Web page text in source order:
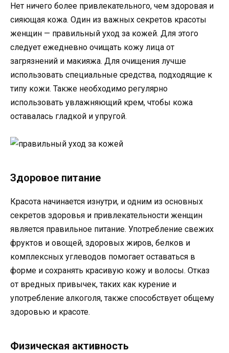
Нет ничего более привлекательного, чем здоровая и
сияющая кожа. Один из важных секретов красоты
женщин — правильный уход за кожей. Для этого
следует ежедневно очищать кожу лица от
загрязнений и макияжа. Для очищения лучше
использовать специальные средства, подходящие к
типу кожи. Также необходимо регулярно
использовать увлажняющий крем, чтобы кожа
оставалась гладкой и упругой.
Здоровое питание
Красота начинается изнутри, и одним из основных
секретов здоровья и привлекательности женщин
является правильное питание. Употребление свежих
фруктов и овощей, здоровых жиров, белков и
комплексных углеводов помогает оставаться в
форме и сохранять красивую кожу и волосы. Отказ
от вредных привычек, таких как курение и
употребление алкоголя, также способствует общему
здоровью и красоте.
Физическая активность